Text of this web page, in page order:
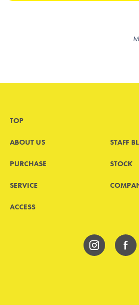
TOP
ABOUT US STAFF
PURCHASE STOCK
SERVICE
ACCESS